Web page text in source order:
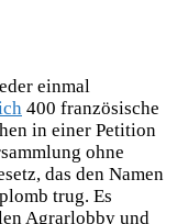
einmal
400 französische
in einer Petition
ohne
das den Namen
trug. Es
Agrarlobby und